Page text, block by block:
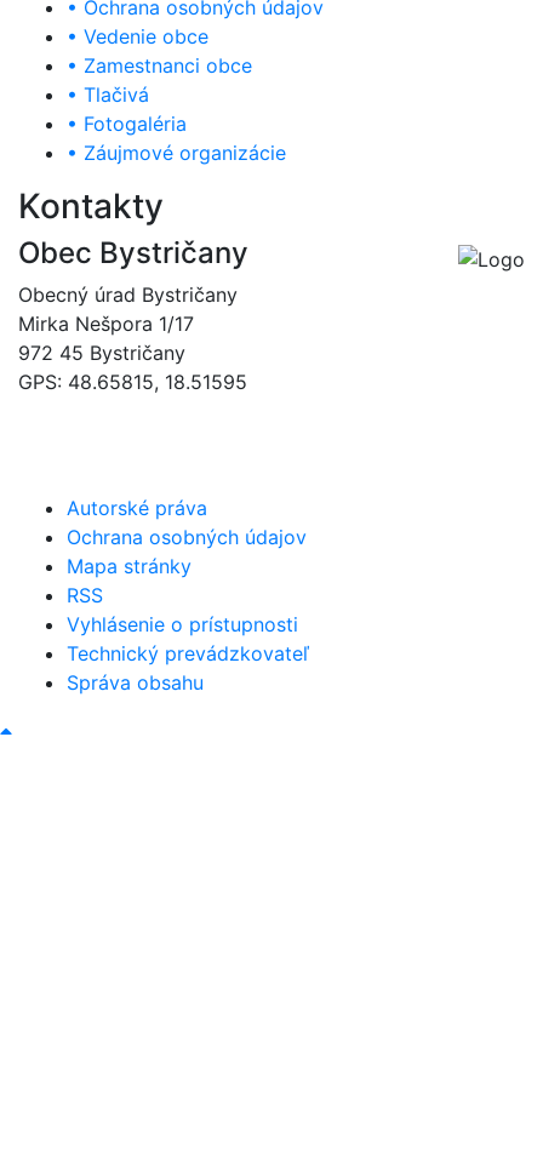
• Ochrana osobných údajov
• Vedenie obce
• Zamestnanci obce
• Tlačivá
• Fotogaléria
• Záujmové organizácie
Kontakty
Obec Bystričany
Obecný úrad Bystričany
Mirka Nešpora 1/17
972 45 Bystričany
GPS: 48.65815, 18.51595
Autorské práva
Ochrana osobných údajov
Mapa stránky
RSS
Vyhlásenie o prístupnosti
Technický prevádzkovateľ
Správa obsahu